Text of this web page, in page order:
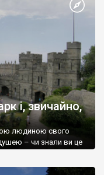
і, звичайно,
людиною свого
– чи знали ви це